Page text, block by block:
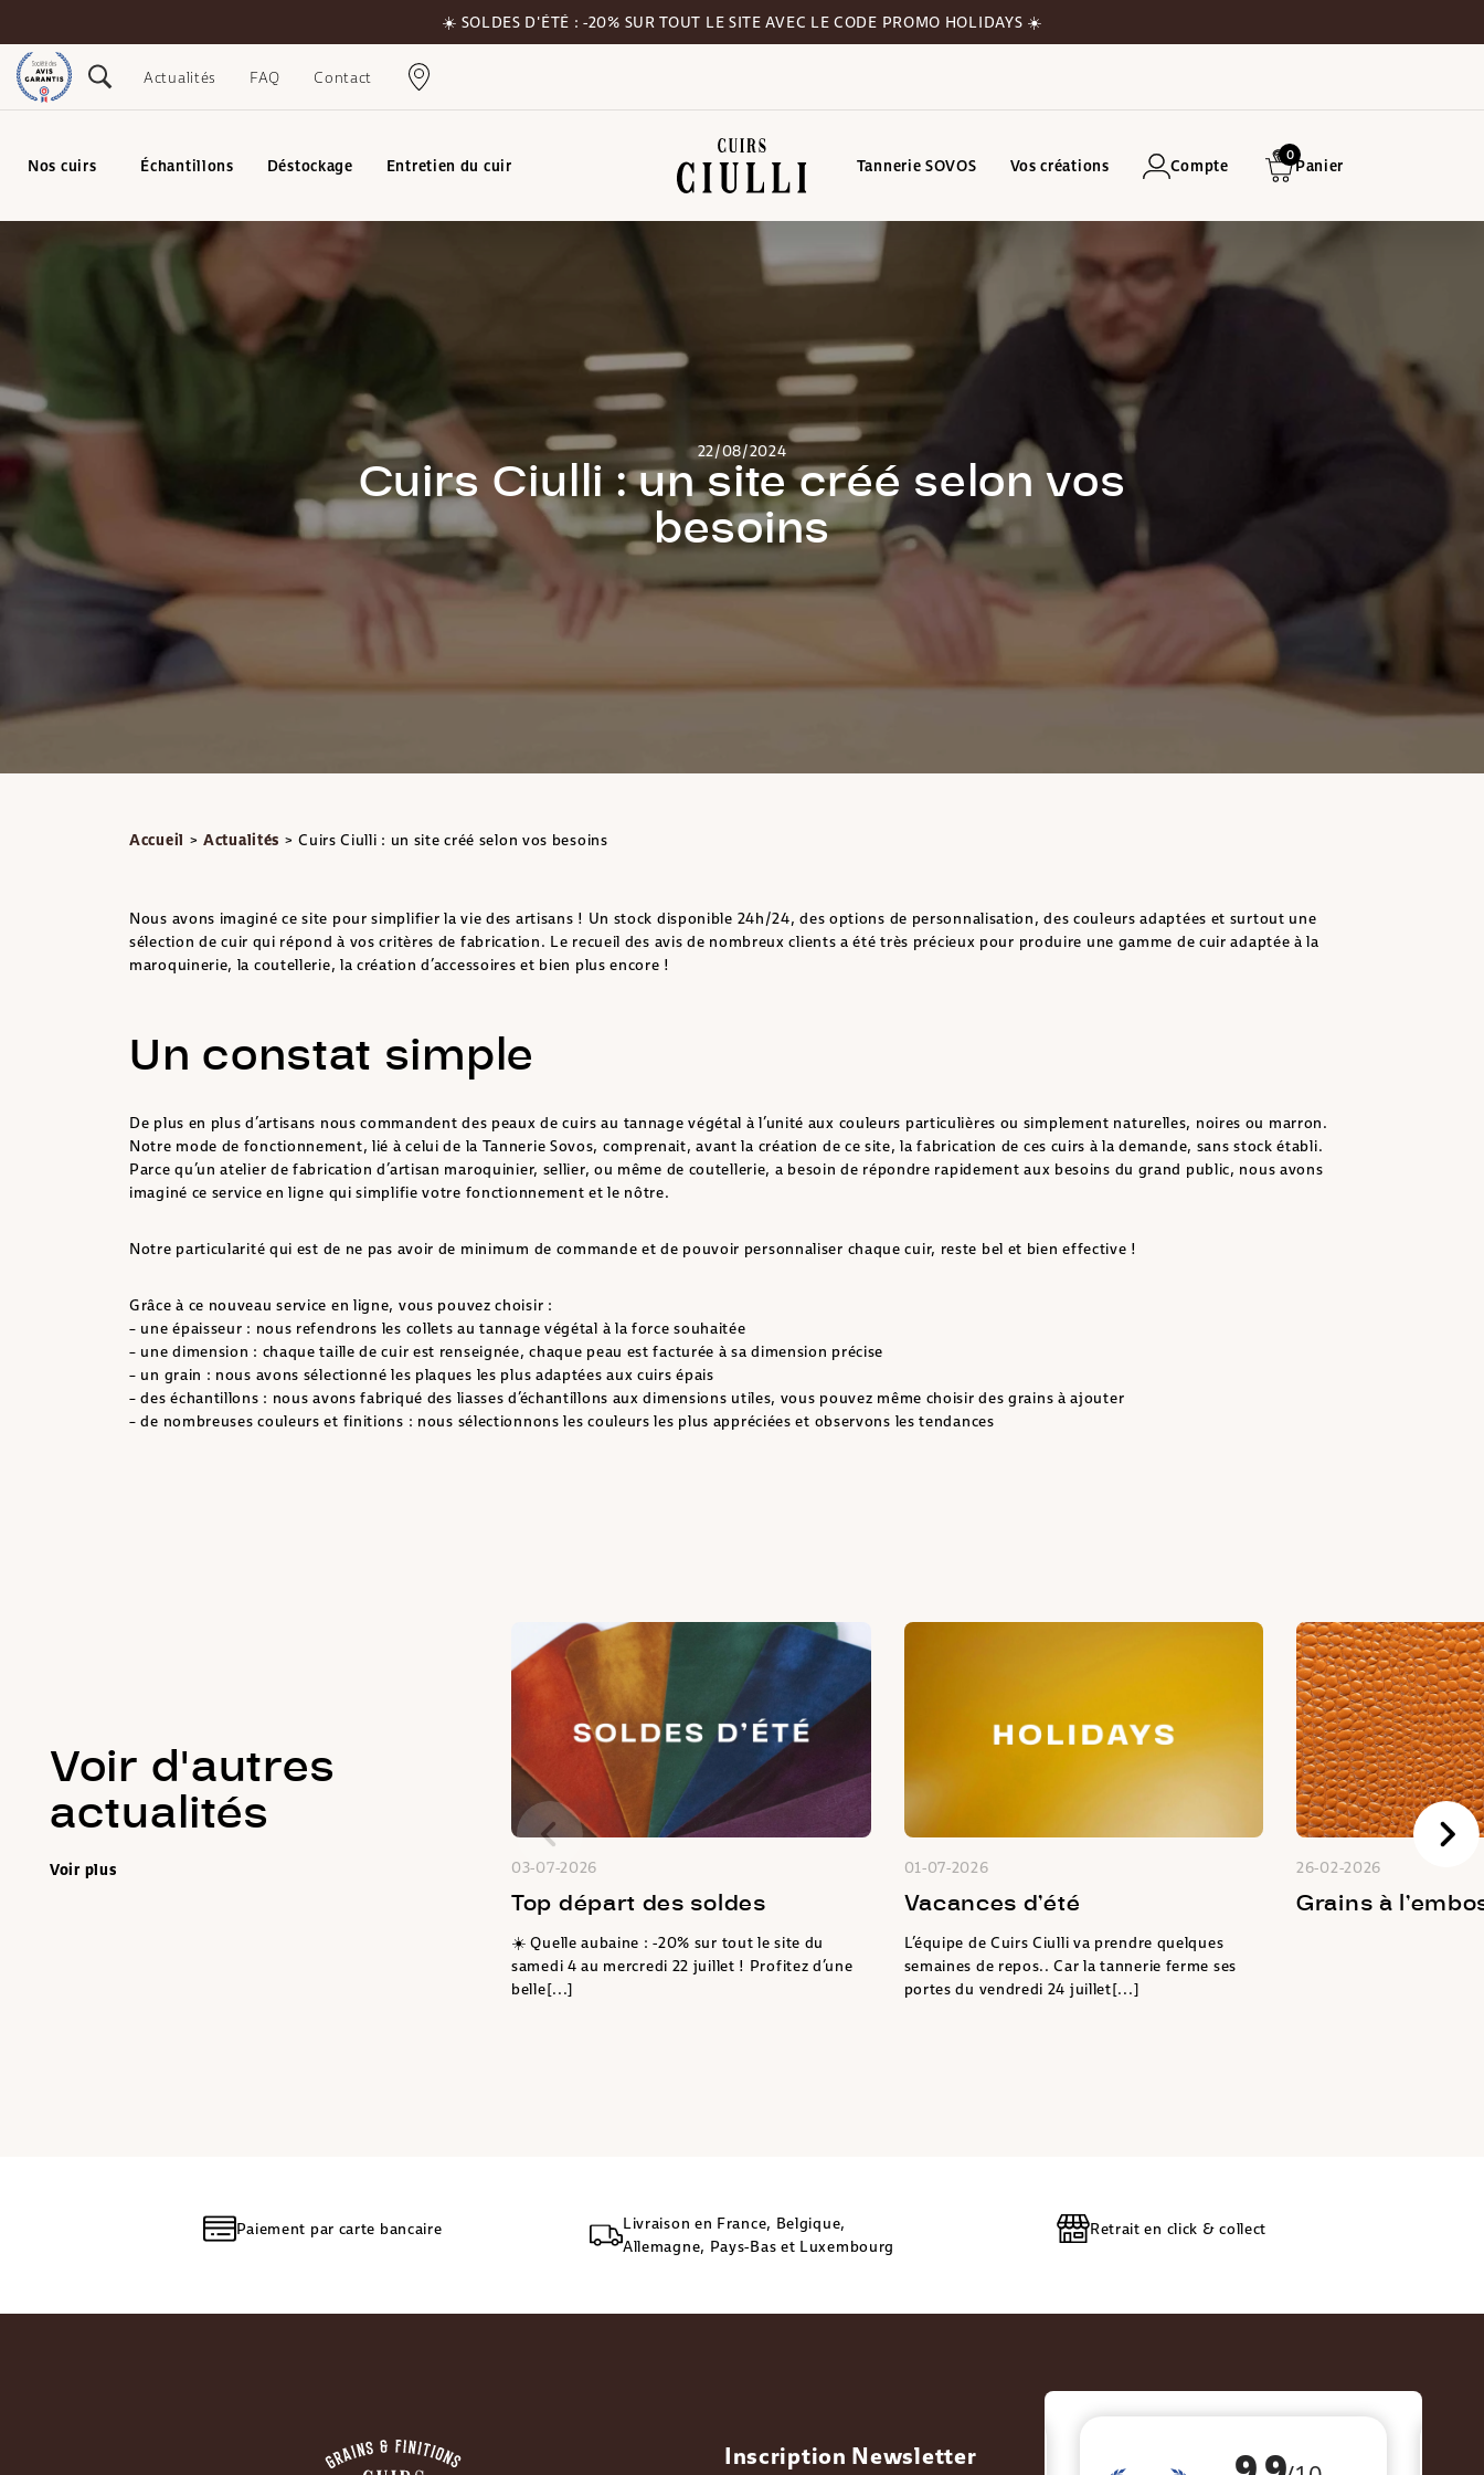
☀️ SOLDES D'ÉTÉ : -20% SUR TOUT LE SITE AVEC LE CODE PROMO HOLIDAYS ☀️
Actualités FAQ Contact
Nos cuirs Échantillons Déstockage Entretien du cuir Tannerie SOVOS Vos créations Compte
0
Panier
22/08/2024
Cuirs Ciulli : un site créé selon vos
besoins
Accueil >Actualités >Cuirs Ciulli : un site créé selon vos besoins
Nous avons imaginé ce site pour simplifier la vie des artisans ! Un stock disponible 24h/24, des options de personnalisation, des couleurs adaptées et surtout une
sélection de cuir qui répond à vos critères de fabrication. Le recueil des avis de nombreux clients a été très précieux pour produire une gamme de cuir adaptée à la
maroquinerie, la coutellerie, la création d’accessoires et bien plus encore !
Un constat simple
De plus en plus d’artisans nous commandent des peaux de cuirs au tannage végétal à l’unité aux couleurs particulières ou simplement naturelles, noires ou marron.
Notre mode de fonctionnement, lié à celui de la Tannerie Sovos, comprenait, avant la création de ce site, la fabrication de ces cuirs à la demande, sans stock établi.
Parce qu’un atelier de fabrication d’artisan maroquinier, sellier, ou même de coutellerie, a besoin de répondre rapidement aux besoins du grand public, nous avons
imaginé ce service en ligne qui simplifie votre fonctionnement et le nôtre.
Notre particularité qui est de ne pas avoir de minimum de commande et de pouvoir personnaliser chaque cuir, reste bel et bien effective !
Grâce à ce nouveau service en ligne, vous pouvez choisir :
– une épaisseur : nous refendrons les collets au tannage végétal à la force souhaitée
– une dimension : chaque taille de cuir est renseignée, chaque peau est facturée à sa dimension précise
– un grain : nous avons sélectionné les plaques les plus adaptées aux cuirs épais
– des échantillons : nous avons fabriqué des liasses d’échantillons aux dimensions utiles, vous pouvez même choisir des grains à ajouter
– de nombreuses couleurs et finitions : nous sélectionnons les couleurs les plus appréciées et observons les tendances
Voir d'autres
actualités
Voir plus 03-07-2026
Top départ des soldes
☀️ Quelle aubaine : -20% sur tout le site du
samedi 4 au mercredi 22 juillet ! Profitez d’une
belle[...]
01-07-2026
Vacances d’été
L’équipe de Cuirs Ciulli va prendre quelques
semaines de repos.. Car la tannerie ferme ses
portes du vendredi 24 juillet[...]
26-02-2026
Grains à
Paiement par carte bancaire
Livraison en France, Belgique,
Allemagne, Pays-Bas et Luxembourg
Retrait en click & collect
Inscription Newsletter